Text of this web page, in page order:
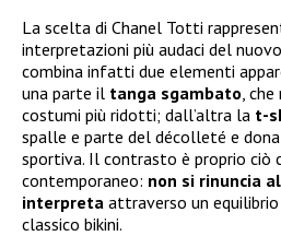
La scelta di Chanel Totti
interpretazioni più audaci del nuovo
combina infatti due elementi
una parte il tanga sgambato ,
costumi più ridotti; dall’altra la t-
spalle e parte del décolleté e
sportiva. Il contrasto è proprio ciò
contemporaneo: non si rinuncia
interpreta attraverso un
classico bikini.